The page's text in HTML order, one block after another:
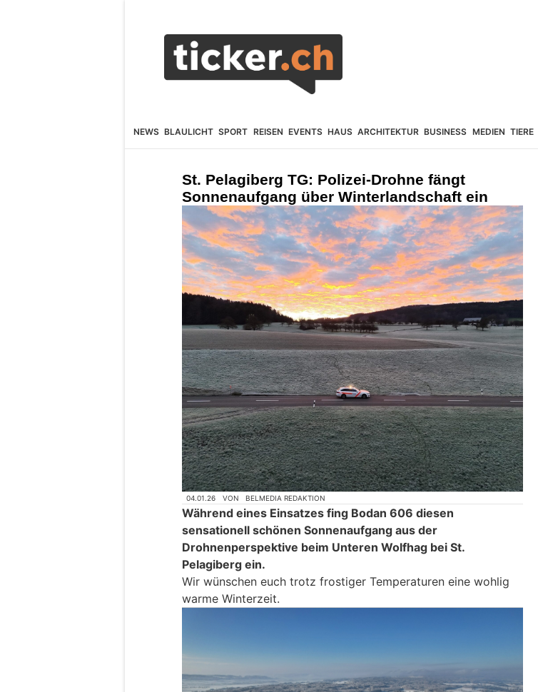
NEWS BLAULICHT SPORT REISEN EVENTS HAUS ARCHITEKTUR BUSINESS MEDIEN TIERE
St. Pelagiberg TG: Polizei-Drohne fängt
Sonnenaufgang über Winterlandschaft ein
04.01.26 VON BELMEDIA REDAKTION
Während eines Einsatzes fing Bodan 606 diesen
sensationell schönen Sonnenaufgang aus der
Drohnenperspektive beim Unteren Wolfhag bei St.
Pelagiberg ein.
Wir wünschen euch trotz frostiger Temperaturen eine wohlig
warme Winterzeit.